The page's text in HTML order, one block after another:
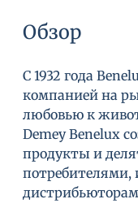
Обзор
С 1932 года
компанией на
любовью к
Demey Benelux
продукты и